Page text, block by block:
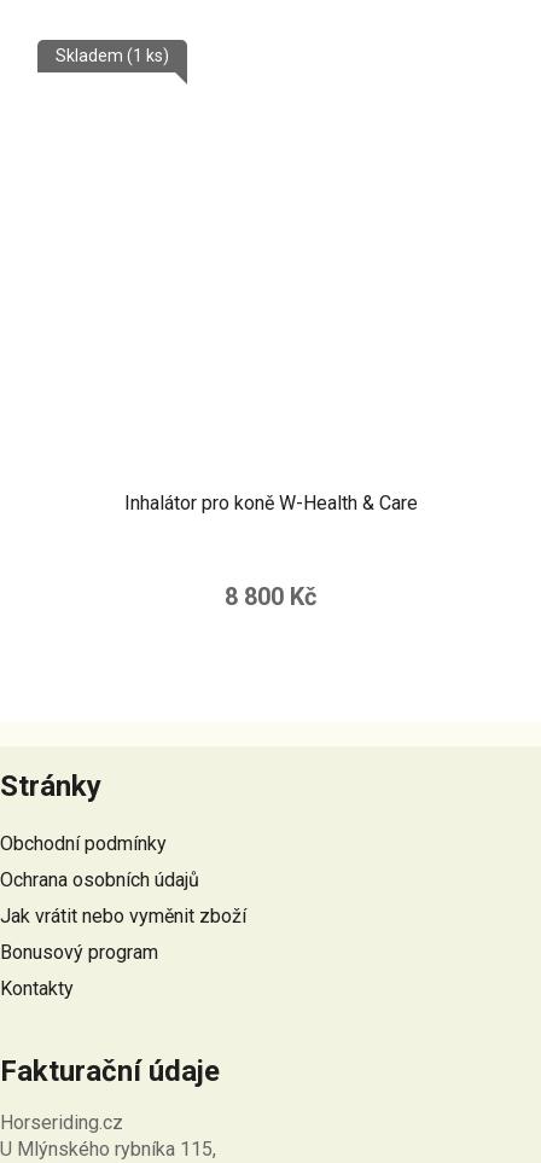
Inhalátor pro koně W-Health & Care
Skladem (1 ks)
8 800 Kč
á
p
a
t
í
Stránky
Obchodní podmínky
Ochrana osobních údajů
Jak vrátit nebo vyměnit zboží
Bonusový program
Kontakty
Fakturační údaje
Horseriding.cz
U Mlýnského rybníka 115,